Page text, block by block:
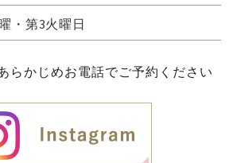
・第3火曜日
らかじめお電話でご予約ください